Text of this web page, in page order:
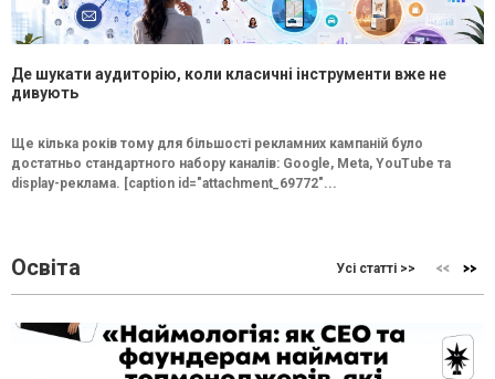
Де шукати аудиторію, коли класичні інструменти вже не
дивують
Ще кілька років тому для більшості рекламних кампаній було
достатньо стандартного набору каналів: Google, Meta, YouTube та
display-реклама. [caption id="attachment_69772"...
Освіта Усі статті >>